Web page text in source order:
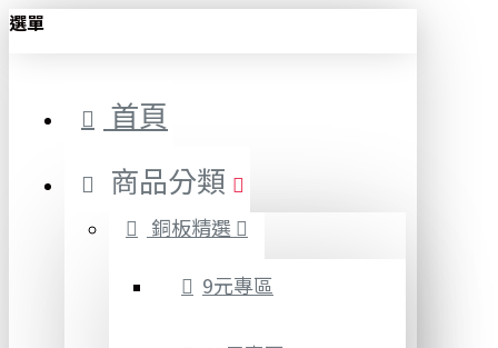
選單
首頁
商品分類
銅板精選
9元專區